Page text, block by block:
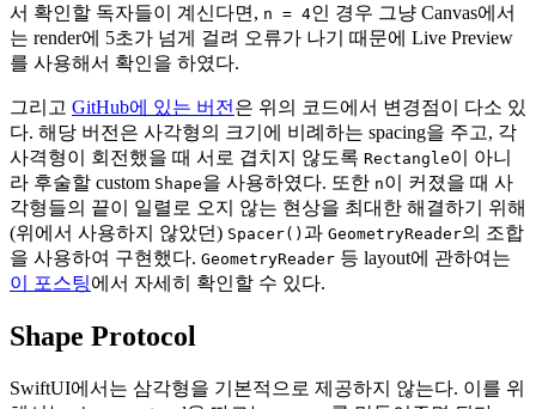
서 확인할 독자들이 계신다면, n = 4인 경우 그냥 Canvas에서
는 render에 5초가 넘게 걸려 오류가 나기 때문에 Live Preview
를 사용해서 확인을 하였다.
그리고 GitHub에 있는 버전 은 위의 코드에서 변경점이 다소 있
다. 해당 버전은 사각형의 크기에 비례하는 spacing을 주고, 각
사격형이 회전했을 때 서로 겹치지 않도록 Rectangle이 아니
라 후술할 custom Shape을 사용하였다. 또한 n이 커졌을 때 사
각형들의 끝이 일렬로 오지 않는 현상을 최대한 해결하기 위해
(위에서 사용하지 않았던) Spacer() 과 GeometryReader의 조합
을 사용하여 구현했다. GeometryReader 등 layout에 관하여는
이 포스팅에서 자세히 확인할 수 있다.
Shape Protocol
SwiftUI에서는 삼각형을 기본적으로 제공하지 않는다. 이를 위